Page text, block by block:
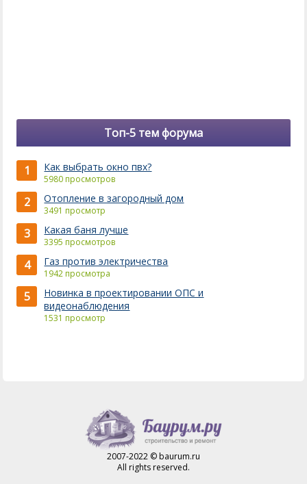
Топ-5 тем форума
1 Как выбрать окно пвх?
5980 просмотров
2 Отопление в загородный дом
3491 просмотр
3 Какая баня лучше
3395 просмотров
4 Газ против электричества
1942 просмотра
5
Новинка в проектировании ОПС и
видеонаблюдения
1531 просмотр
2007-2022 © baurum.ru
All rights reserved.